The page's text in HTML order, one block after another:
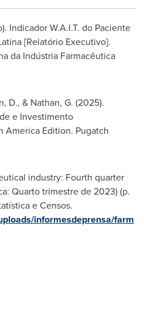
Indicador W.A.I.T. do Paciente
[Relatório Executivo].
da Indústria Farmacêutica
D., & Nathan, G. (2025).
e Investimento
America Edition. Pugatch
industry: Fourth quarter
Quarto trimestre de 2023) (p.
e Censos.
informesdeprensa/farm